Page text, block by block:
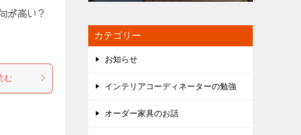
が高い？
む
カテゴリー
お知らせ
インテリアコーディネーターの勉強
オーダー家具のお話